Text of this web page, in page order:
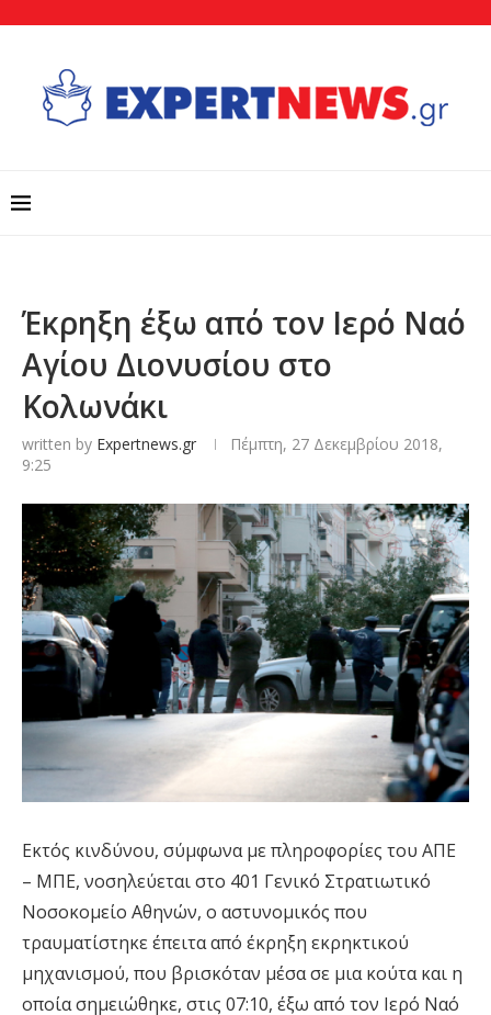
Έκρηξη έξω από τον Ιερό Ναό
Αγίου Διονυσίου στο
Κολωνάκι
written by Expertnews.gr
Πέμπτη, 27 Δεκεμβρίου 2018,
9:25
Εκτός κινδύνου, σύμφωνα με πληροφορίες του ΑΠΕ
– ΜΠΕ, νοσηλεύεται στο 401 Γενικό Στρατιωτικό
Νοσοκομείο Αθηνών, ο αστυνομικός που
τραυματίστηκε έπειτα από έκρηξη εκρηκτικού
μηχανισμού, που βρισκόταν μέσα σε μια κούτα και η
οποία σημειώθηκε, στις 07:10, έξω από τον Ιερό Ναό